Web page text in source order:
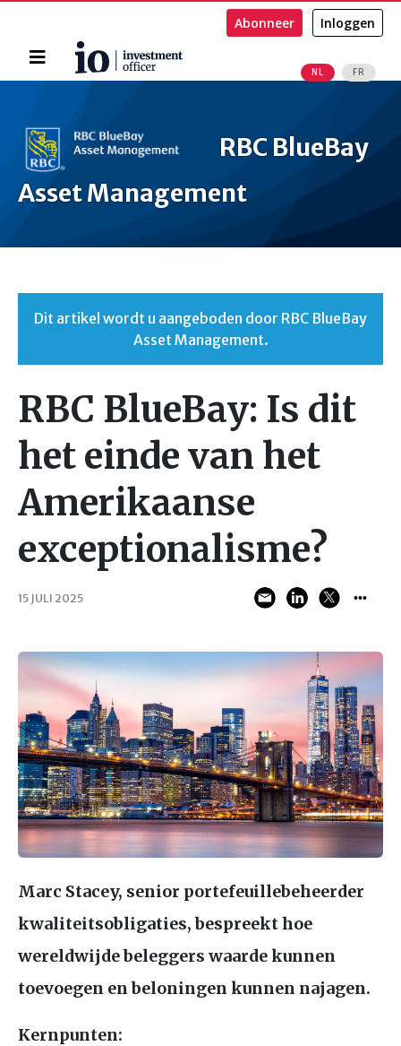
Home
NL FR
Abonneer Inloggen
RBC BlueBay
Asset Management
Dit artikel wordt u aangeboden door RBC BlueBay
Asset Management.
RBC BlueBay: Is dit
het einde van het
Amerikaanse
exceptionalisme?
15 JULI 2025
Marc Stacey, senior portefeuillebeheerder
kwaliteitsobligaties, bespreekt hoe
wereldwijde beleggers waarde kunnen
toevoegen en beloningen kunnen najagen.
Kernpunten: